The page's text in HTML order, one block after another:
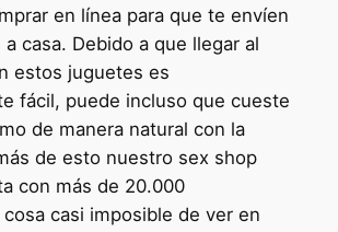
en línea para que te envíen
casa. Debido a que llegar al
estos juguetes es
fácil, puede incluso que cueste
de manera natural con la
de esto nuestro sex shop
con más de 20.000
casi imposible de ver en